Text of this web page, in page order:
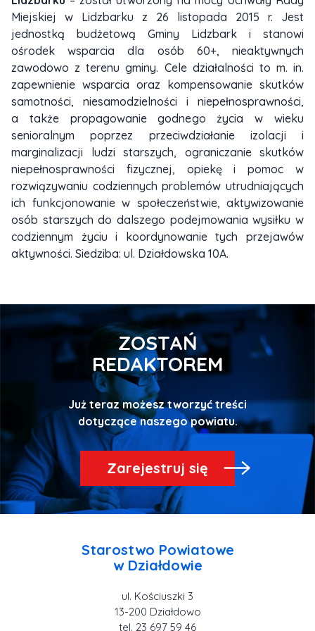
Miejskiej w Lidzbarku z 26 listopada 2015 r. Jest
jednostką budżetową Gminy Lidzbark i stanowi
ośrodek wsparcia dla osób 60+, nieaktywnych
zawodowo z terenu gminy. Cele działalności to m. in.
zapewnienie wsparcia oraz kompensowanie skutków
samotności, niesamodzielności i niepełnosprawności,
a także propagowanie godnego życia w wieku
senioralnym poprzez przeciwdziałanie izolacji i
marginalizacji ludzi starszych, ograniczanie skutków
niepełnosprawności fizycznej, opiekę i pomoc w
rozwiązywaniu codziennych problemów utrudniających
ich funkcjonowanie w społeczeństwie, aktywizowanie
osób starszych do dalszego podejmowania wysiłku w
codziennym życiu i koordynowanie tych przejawów
aktywności. Siedziba: ul. Działdowska 10A.
ZOSTAŃ
REDAKTOREM
Już teraz możesz tworzyć treści
dotyczące naszego powiatu.
Zarejestruj się
Starostwo Powiatowe
ul. Kościuszki 3
tel. 23 697 59 46